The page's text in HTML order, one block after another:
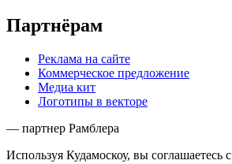
Партнёрам
Реклама на сайте
Коммерческое предложение
Медиа кит
Логотипы в векторе
— партнер Рамблера
Используя Кудамоскоу, вы соглашаетесь с